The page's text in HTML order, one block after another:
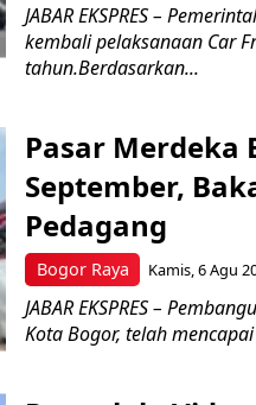
JABAR EKSPRES –
kembali pelaksanaan Car
tahun.Berdasarkan...
Bogor Raya
Pasar Merdeka
September,
Pedagang
Kamis, 6 Agu
JABAR EKSPRES –
Kota Bogor, telah